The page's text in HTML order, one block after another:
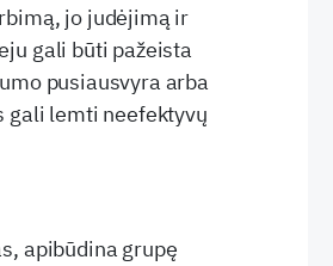
jo judėjimą ir
gali būti pažeista
pusiausvyra arba
gali lemti neefektyvų
apibūdina grupę